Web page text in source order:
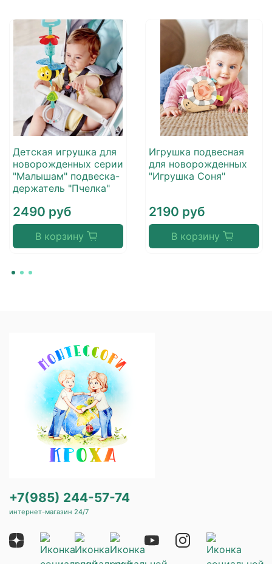
Детская игрушка для
новорожденных серии
"Малышам" подвеска-
держатель "Пчелка"
2490 руб
В корзину
Игрушка подвесная
для новорожденных
"Игрушка Соня"
2190 руб
В корзину
+7(985) 244-57-74
интернет-магазин 24/7